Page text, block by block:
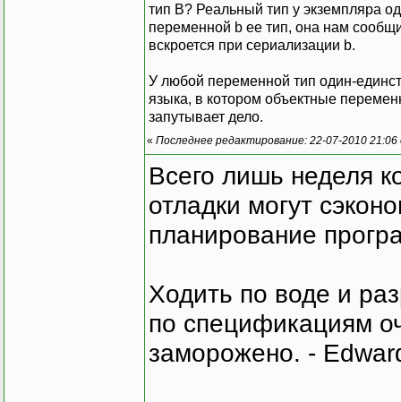
тип B? Реальный тип у экземпляра
переменной b ее тип, она нам
вскроется при сериализации b.
У любой переменной тип один-
языка, в котором объектные
запутывает дело.
« Последнее редактирование: 22-07-2010
Всего лишь неделя
отладки могут
планирование
Ходить по воде и
по спецификациям
заморожено. -